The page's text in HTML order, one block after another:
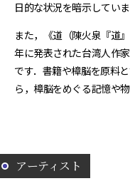
日的な状況を暗示していま
また，《道（陳火泉『道
年に発表された台湾人作
です．書籍や樟脳を原料
ら，樟脳をめぐる記憶や
アーティスト